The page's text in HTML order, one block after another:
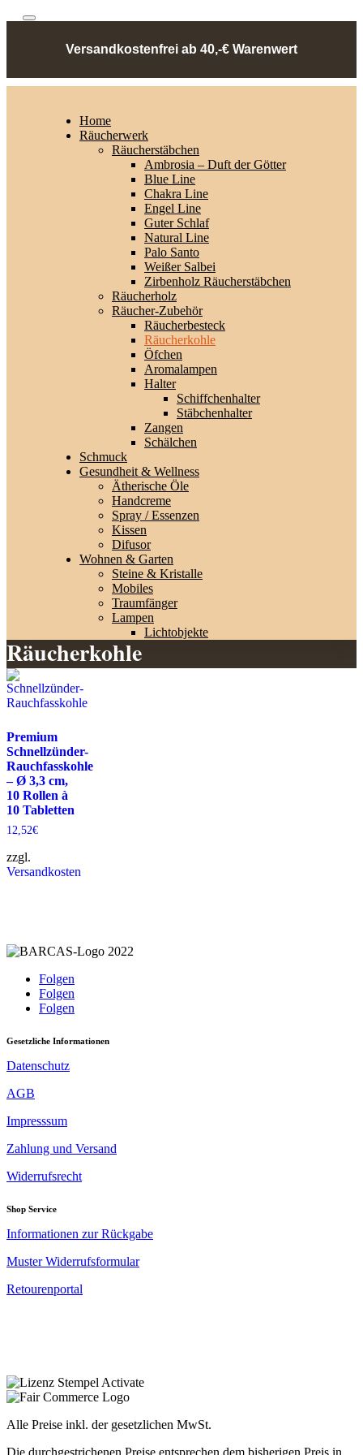
Versandkostenfrei ab 40,-€ Warenwert
Home
Räucherwerk
Räucherstäbchen
Ambrosia – Duft der Götter
Blue Line
Chakra Line
Engel Line
Guter Schlaf
Natural Line
Palo Santo
Weißer Salbei
Zirbenholz Räucherstäbchen
Räucherholz
Räucher-Zubehör
Räucherbesteck
Räucherkohle
Öfchen
Aromalampen
Halter
Schiffchenhalter
Stäbchenhalter
Zangen
Schälchen
Schmuck
Gesundheit & Wellness
Ätherische Öle
Handcreme
Spray / Essenzen
Kissen
Difusor
Wohnen & Garten
Steine & Kristalle
Mobiles
Traumfänger
Lampen
Lichtobjekte
Räucherkohle
Premium
Schnellzünder-
Rauchfasskohle
– Ø 3,3 cm,
10 Rollen à
10 Tabletten
12,52€
zzgl.
Versandkosten
Folgen
Folgen
Folgen
Gesetzliche Informationen
Datenschutz
AGB
Impresssum
Zahlung und Versand
Widerrufsrecht
Shop Service
Informationen zur Rückgabe
Muster Widerrufsformular
Retourenportal
Alle Preise inkl. der gesetzlichen MwSt.
Die durchgestrichenen Preise entsprechen dem bisherigen Preis in